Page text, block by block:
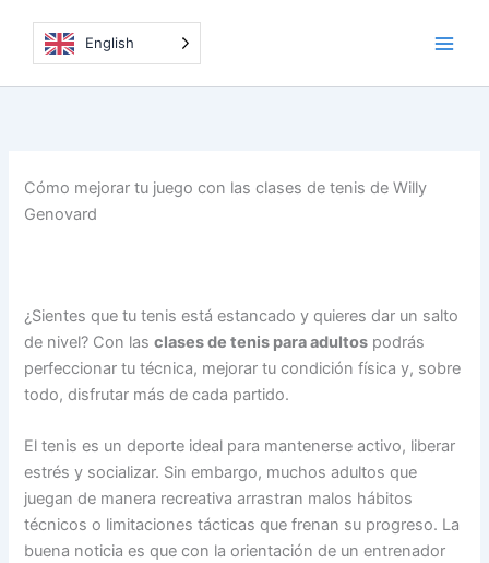
contenido
English
Cómo mejorar tu juego con las clases de tenis de Willy
Genovard
¿Sientes que tu tenis está estancado y quieres dar un salto
de nivel? Con lasclases de tenis para adultos podrás
perfeccionar tu técnica, mejorar tu condición física y, sobre
todo, disfrutar más de cada partido.
El tenis es un deporte ideal para mantenerse activo, liberar
estrés y socializar. Sin embargo, muchos adultos que
juegan de manera recreativa arrastran malos hábitos
técnicos o limitaciones tácticas que frenan su progreso. La
buena noticia es que con la orientación de un entrenador